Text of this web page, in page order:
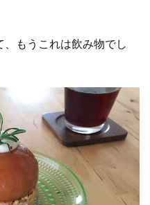
もうこれは飲み物でし